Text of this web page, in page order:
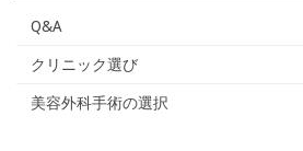
Q&A
クリニック選び
美容外科手術の選択